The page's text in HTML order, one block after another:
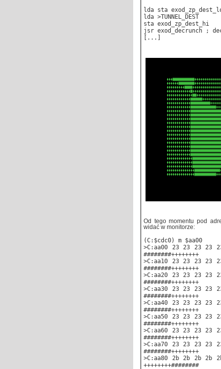
lda sta
lda >TUNNEL_DEST
sta exod_zp_dest_hi
jsr exod_decrunch ;
[...]
Od tego momentu pod
widać w monitorze:
(C:$cdc0) m $aa00
>C:aa00 23 23 23 23
########++++++++
>C:aa10 23 23 23 23
########++++++++
>C:aa20 23 23 23 23
########++++++++
>C:aa30 23 23 23 23
########++++++++
>C:aa40 23 23 23 23
########++++++++
>C:aa50 23 23 23 23
########++++++++
>C:aa60 23 23 23 23
########++++++++
>C:aa70 23 23 23 23
########++++++++
>C:aa80 2b 2b 2b 2b
++++++++########